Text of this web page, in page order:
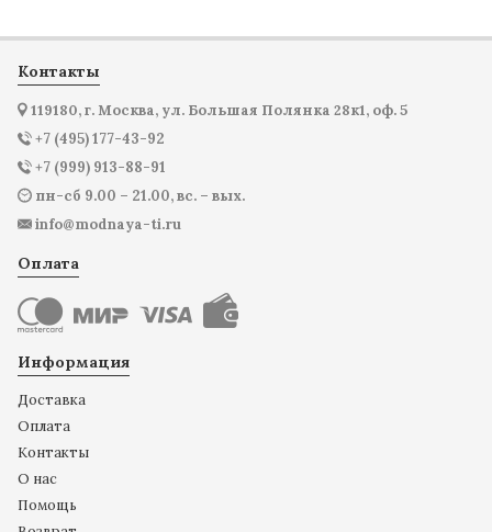
Контакты
119180, г. Москва, ул. Большая Полянка 28к1, оф. 5
+7 (495) 177-43-92
+7 (999) 913-88-91
пн-сб 9.00 – 21.00, вс. – вых.
info@modnaya-ti.ru
Оплата
Информация
Доставка
Оплата
Контакты
О нас
Помощь